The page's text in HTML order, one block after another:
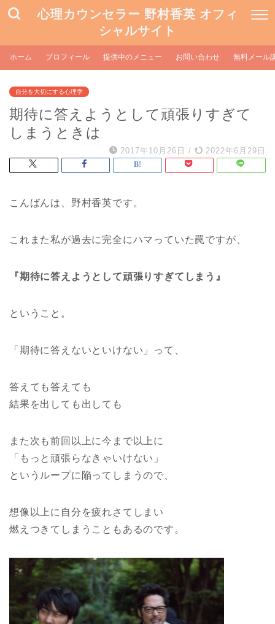
心理カウンセラー 野村香英 オフィ
シャルサイト
ホーム プロフィール 提供中のメニュー お問い合わせ 無料メール
自分を大切にする心理学
期待に答えようとして頑張りすぎて
しまうときは
2017年10月26日 / 2022年6月29日
こんばんは、野村香英です。
これまた私が過去に完全にハマっていた罠ですが、
『期待に答えようとして頑張りすぎてしまう』
ということ。
「期待に答えないといけない」って、
答えても答えても
結果を出しても出しても
また次も前回以上に今まで以上に
「もっと頑張らなきゃいけない」
というループに陥ってしまうので、
想像以上に自分を疲れさてしまい
燃えつきてしまうこともあるのです。